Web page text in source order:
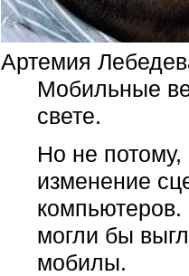
Артемия
Мобильные
свете.
Но не
изменение
могли бы
мобилы.